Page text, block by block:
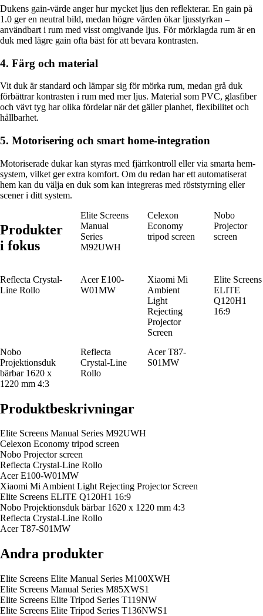
Dukens gain-värde anger hur mycket ljus den reflekterar. En gain på
1.0 ger en neutral bild, medan högre värden ökar ljusstyrkan –
användbart i rum med visst omgivande ljus. För mörklagda rum är en
duk med lägre gain ofta bäst för att bevara kontrasten.
4. Färg och material
Vit duk är standard och lämpar sig för mörka rum, medan grå duk
förbättrar kontrasten i rum med mer ljus. Material som PVC, glasfiber
och vävt tyg har olika fördelar när det gäller planhet, flexibilitet och
hållbarhet.
5. Motorisering och smart home-integration
Motoriserade dukar kan styras med fjärrkontroll eller via smarta hem-
system, vilket ger extra komfort. Om du redan har ett automatiserat
hem kan du välja en duk som kan integreras med röststyrning eller
scener i ditt system.
Produkter
i fokus
Elite Screens
Manual
Series
M92UWH
Celexon
Economy
tripod screen
Nobo
Projector
screen
Reflecta Crystal-
Line Rollo
Acer E100-
W01MW
Xiaomi Mi
Ambient
Light
Rejecting
Projector
Screen
Elite Screens
ELITE
Q120H1
16:9
Nobo
Projektionsduk
bärbar 1620 x
1220 mm 4:3
Reflecta
Crystal-Line
Rollo
Acer T87-
S01MW
Produktbeskrivningar
Elite Screens Manual Series M92UWH
Celexon Economy tripod screen
Nobo Projector screen
Reflecta Crystal-Line Rollo
Acer E100-W01MW
Xiaomi Mi Ambient Light Rejecting Projector Screen
Elite Screens ELITE Q120H1 16:9
Nobo Projektionsduk bärbar 1620 x 1220 mm 4:3
Reflecta Crystal-Line Rollo
Acer T87-S01MW
Andra produkter
Elite Screens Elite Manual Series M100XWH
Elite Screens Manual Series M85XWS1
Elite Screens Elite Tripod Series T119NW
Elite Screens Elite Tripod Series T136NWS1